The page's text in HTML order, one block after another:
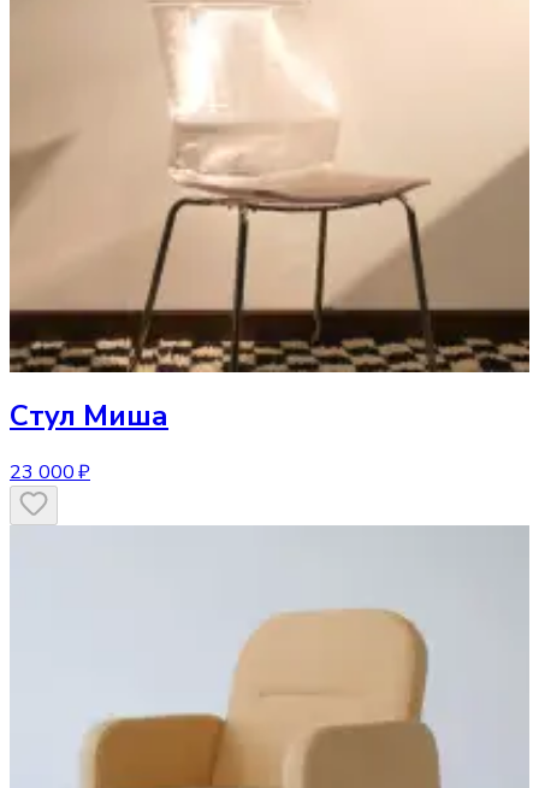
Стул Миша
23 000 ₽